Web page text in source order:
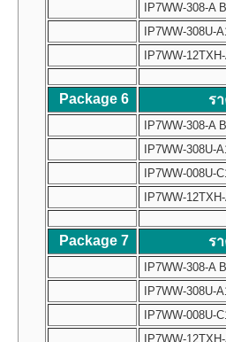
IP7WW-308-
IP7WW-308U-
IP7WW-
Package 6 ร
IP7WW-308-
IP7WW-308U-
IP7WW-008U-
IP7WW-
Package 7 ร
IP7WW-308-
IP7WW-308U-
IP7WW-008U-
IP7WW-